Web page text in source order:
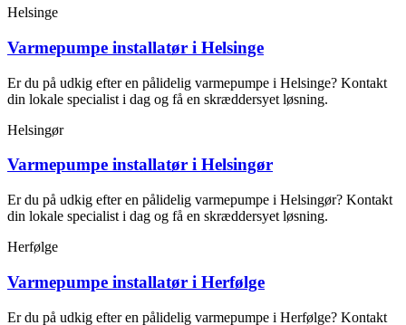
Helsinge
Varmepumpe installatør i Helsinge
Er du på udkig efter en pålidelig varmepumpe i Helsinge? Kontakt
din lokale specialist i dag og få en skræddersyet løsning.
Helsingør
Varmepumpe installatør i Helsingør
Er du på udkig efter en pålidelig varmepumpe i Helsingør? Kontakt
din lokale specialist i dag og få en skræddersyet løsning.
Herfølge
Varmepumpe installatør i Herfølge
Er du på udkig efter en pålidelig varmepumpe i Herfølge? Kontakt